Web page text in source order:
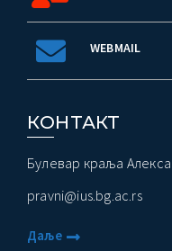
WEBMAIL
КОНТАКТ
Булевар краља
pravni@ius.bg.ac.rs
Даље